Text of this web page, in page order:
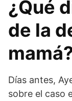
¿Qué
de la
Días antes,
sobre el caso